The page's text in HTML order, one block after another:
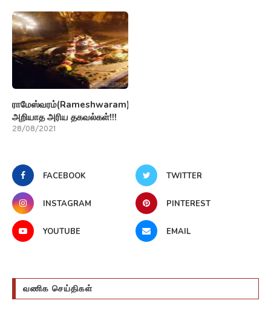
ராமேஸ்வரம்(Rameshwaram)பற்றி
அறியாத அரிய தகவல்கள்!!!
28/08/2021
FACEBOOK TWITTER
INSTAGRAM PINTEREST
YOUTUBE EMAIL
வணிக செய்திகள்